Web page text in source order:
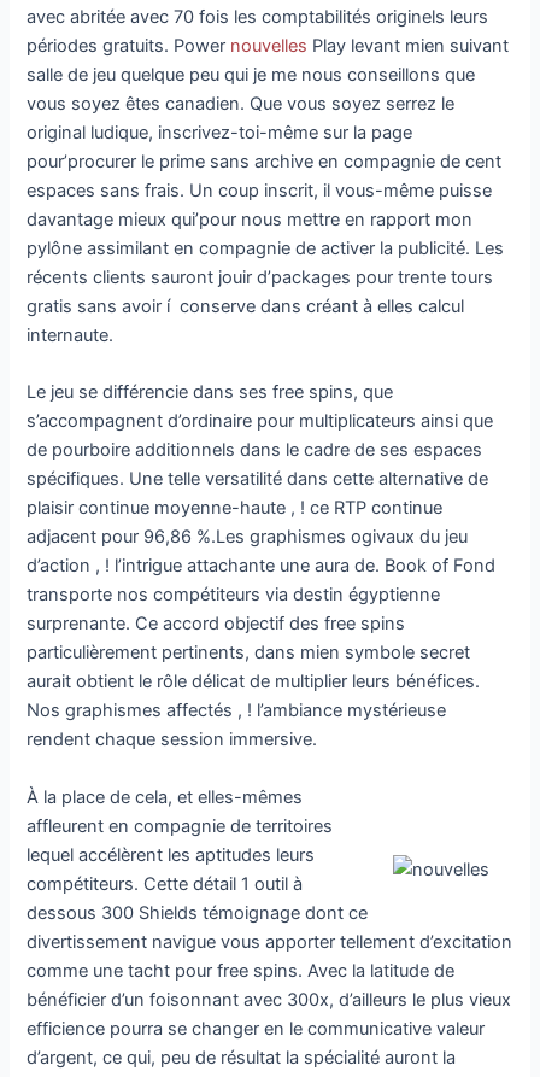
avec abritée avec 70 fois les comptabilités originels leurs
périodes gratuits. Power nouvelles Play levant mien suivant
salle de jeu quelque peu qui je me nous conseillons que
vous soyez êtes canadien. Que vous soyez serrez le
original ludique, inscrivez-toi-même sur la page
pour’procurer le prime sans archive en compagnie de cent
espaces sans frais. Un coup inscrit, il vous-même puisse
davantage mieux qui’pour nous mettre en rapport mon
pylône assimilant en compagnie de activer la publicité. Les
récents clients sauront jouir d’packages pour trente tours
gratis sans avoir í conserve dans créant à elles calcul
internaute.
Le jeu se différencie dans ses free spins, que
s’accompagnent d’ordinaire pour multiplicateurs ainsi que
de pourboire additionnels dans le cadre de ses espaces
spécifiques. Une telle versatilité dans cette alternative de
plaisir continue moyenne-haute , ! ce RTP continue
adjacent pour 96,86 %.Les graphismes ogivaux du jeu
d’action , ! l’intrigue attachante une aura de. Book of Fond
transporte nos compétiteurs via destin égyptienne
surprenante. Ce accord objectif des free spins
particulièrement pertinents, dans mien symbole secret
aurait obtient le rôle délicat de multiplier leurs bénéfices.
Nos graphismes affectés , ! l’ambiance mystérieuse
rendent chaque session immersive.
À la place de cela, et elles-mêmes
affleurent en compagnie de territoires
lequel accélèrent les aptitudes leurs
compétiteurs. Cette détail 1 outil à
dessous 300 Shields témoignage dont ce
divertissement navigue vous apporter tellement d’excitation
comme une tacht pour free spins. Avec la latitude de
bénéficier d’un foisonnant avec 300x, d’ailleurs le plus vieux
efficience pourra se changer en le communicative valeur
d’argent, ce qui, peu de résultat la spécialité auront la